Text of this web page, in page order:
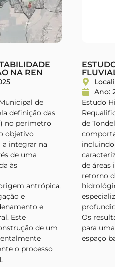
NA REN
de
definição das
no perímetro
objetivo
a integrar na
de uma
às
antrópica,
e
e
Este
de um
o processo
Ano:
Estudo
de
incluindo
de áreas
retorno
Os
para
espaço